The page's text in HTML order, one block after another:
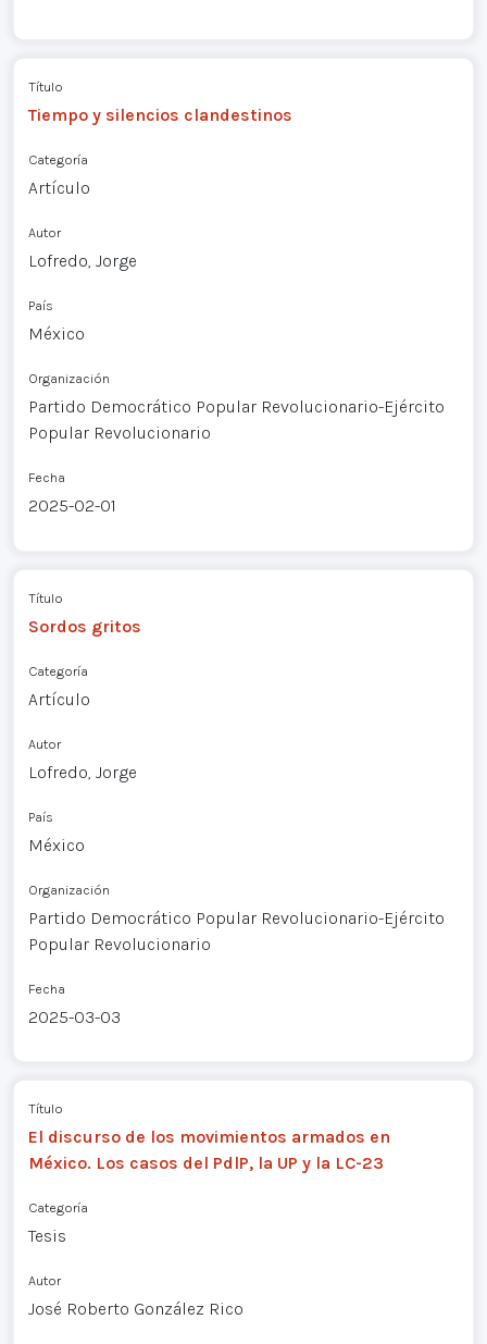
Título
Tiempo y silencios clandestinos
Categoría
Artículo
Autor
Lofredo, Jorge
País
México
Organización
Partido Democrático Popular Revolucionario-Ejército
Popular Revolucionario
Fecha
2025-02-01
Título
Sordos gritos
Categoría
Artículo
Autor
Lofredo, Jorge
País
México
Organización
Partido Democrático Popular Revolucionario-Ejército
Popular Revolucionario
Fecha
2025-03-03
Título
El discurso de los movimientos armados en
México. Los casos del PdlP, la UP y la LC-23
Categoría
Tesis
Autor
José Roberto González Rico